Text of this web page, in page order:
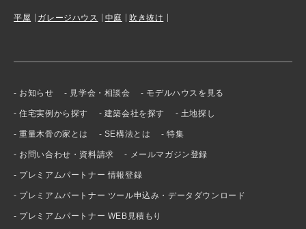
平屋 ガレージハウス 中庭 吹き抜け
お知らせ 見学会・相談会 モデルハウスを見る
住宅実例から探す 建築会社を探す 土地探し
重量木骨の家とは SE構法とは 特集
お問い合わせ・資料請求 メールマガジン登録
プレミアムパートナー 情報登録
プレミアムパートナー ツール申込み・データダウンロード
プレミアムパートナー WEB見積もり